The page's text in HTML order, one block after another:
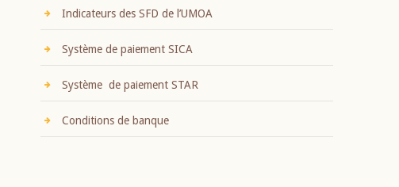
Indicateurs des SFD de l’UMOA
Système de paiement SICA
Système de paiement STAR
Conditions de banque